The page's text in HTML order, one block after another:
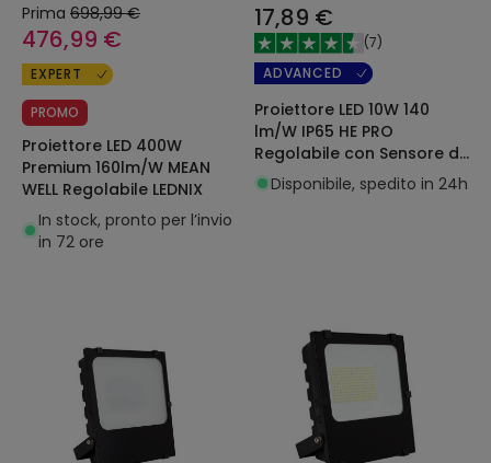
Prima 698,99 €
476,99 €
EXPERT
PROMO
Proiettore LED 400W
Premium 160lm/W MEAN
WELL Regolabile LEDNIX
In stock, pronto per l’invio
in 72 ore
17,89 €
(7)
ADVANCED
Proiettore LED 10W 140
lm/W IP65 HE PRO
Regolabile con Sensore di
Movimento Radar
Disponibile, spedito in 24h